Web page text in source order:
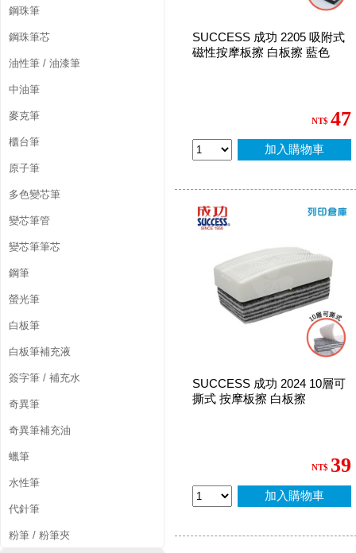
鋼珠筆
鋼珠筆芯
油性筆 / 油漆筆
中油筆
麥克筆
櫃台筆
原子筆
多色變芯筆
變芯筆管
變芯筆筆芯
鋼筆
螢光筆
白板筆
白板筆補充液
簽字筆 / 補充水
奇異筆
奇異筆補充油
蠟筆
水性筆
代針筆
粉筆 / 粉筆夾
SUCCESS 成功 2205 吸附式
磁性按摩板擦 白板擦 藍色
NT$ 47
加入購物車
SUCCESS 成功 2024 10層可
撕式 按摩板擦 白板擦
NT$ 39
加入購物車